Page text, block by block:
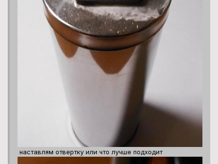
наставлям отвертку или что лучше подходит